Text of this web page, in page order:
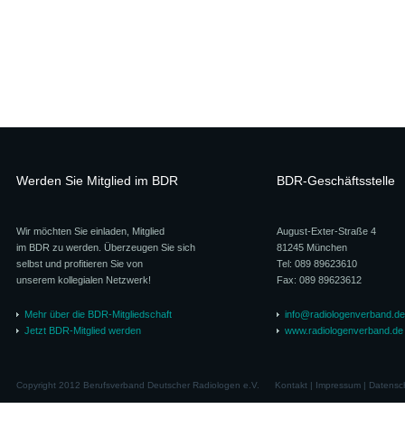
Werden Sie Mitglied im BDR
Wir möchten Sie einladen, Mitglied
im BDR zu werden. Überzeugen Sie sich
selbst und profitieren Sie von
unserem kollegialen Netzwerk!
Mehr über die BDR-Mitgliedschaft
Jetzt BDR-Mitglied werden
BDR-Geschäftsstelle
August-Exter-Straße 4
81245 München
Tel: 089 89623610
Fax: 089 89623612
info@radiologenverband.de
www.radiologenverband.de
Copyright 2012 Berufsverband Deutscher Radiologen e.V. Kontakt| Impressum|